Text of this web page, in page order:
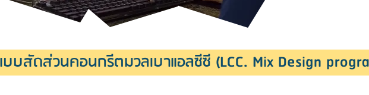
บสัดส่วนคอนกรีตมวลเบาแอลซีซี (LCC. Mix Design